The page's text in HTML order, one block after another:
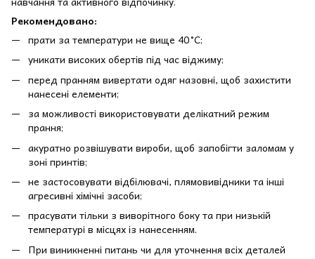
Рекомендовано:
прати за температури не вище 40 °C;
уникати високих обертів під час віджиму;
перед пранням вивертати одяг назовні, щоб захистити
нанесені елементи;
за можливості використовувати делікатний режим
прання;
акуратно розвішувати вироби, щоб запобігти заломам у
зоні принтів;
не застосовувати відбілювачі, плямовивідники та інші
агресивні хімічні засоби;
прасувати тільки з виворітного боку та при низькій
температурі в місцях із нанесенням.
При виникненні питань чи для уточнення всіх деталей